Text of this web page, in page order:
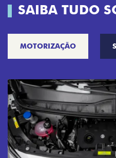
SAIBA TUDO
MOTORIZAÇÃO